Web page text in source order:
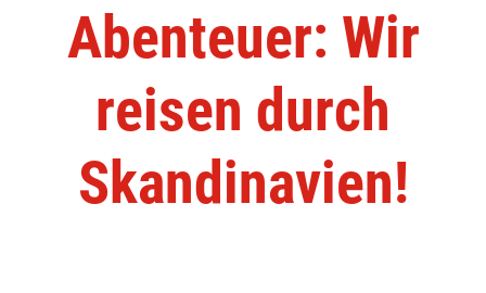
Abenteuer: Wir
reisen durch
Skandinavien!